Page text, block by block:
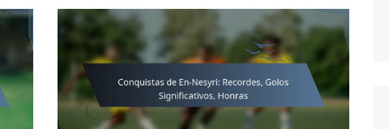
Hungarian (HU)
Finnish (FI)
Dutch (BE)
Estonian (EE)
Swedish (SE)